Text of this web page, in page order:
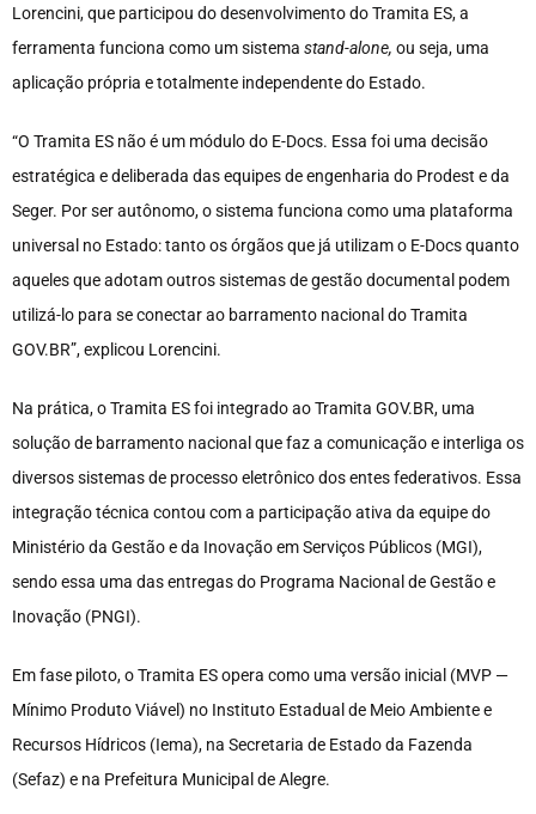
Lorencini, que participou do desenvolvimento do Tramita ES, a
ferramenta funciona como um sistema stand-alone, ou seja, uma
aplicação própria e totalmente independente do Estado.
“O Tramita ES não é um módulo do E-Docs. Essa foi uma decisão
estratégica e deliberada das equipes de engenharia do Prodest e da
Seger. Por ser autônomo, o sistema funciona como uma plataforma
universal no Estado: tanto os órgãos que já utilizam o E-Docs quanto
aqueles que adotam outros sistemas de gestão documental podem
utilizá-lo para se conectar ao barramento nacional do Tramita
GOV.BR”, explicou Lorencini.
Na prática, o Tramita ES foi integrado ao Tramita GOV.BR, uma
solução de barramento nacional que faz a comunicação e interliga os
diversos sistemas de processo eletrônico dos entes federativos. Essa
integração técnica contou com a participação ativa da equipe do
Ministério da Gestão e da Inovação em Serviços Públicos (MGI),
sendo essa uma das entregas do Programa Nacional de Gestão e
Inovação (PNGI).
Em fase piloto, o Tramita ES opera como uma versão inicial (MVP —
Mínimo Produto Viável) no Instituto Estadual de Meio Ambiente e
Recursos Hídricos (Iema), na Secretaria de Estado da Fazenda
(Sefaz) e na Prefeitura Municipal de Alegre.